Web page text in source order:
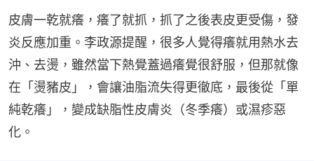
皮膚一乾就癢，癢了就抓，抓了之後表皮更受傷，發
炎反應加重。李政源提醒，很多人覺得癢就用熱水去
沖、去燙，雖然當下熱覺蓋過癢覺很舒服，但那就像
在「燙豬皮」，會讓油脂流失得更徹底，最後從「單
純乾癢」，變成缺脂性皮膚炎（冬季癢）或濕疹惡
化。